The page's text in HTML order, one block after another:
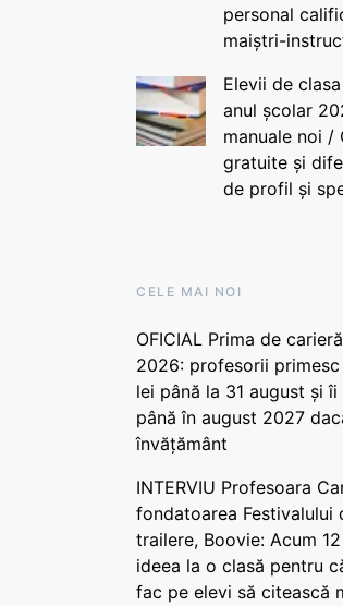
personal
maiștri-
Elevii de
anul școlar
manuale noi /
gratuite și
de profil și
CELE MAI NOI
OFICIAL Prima de
2026: profesorii primesc
lei până la 31 august și
până în august 2027
învățământ
INTERVIU Profesoara
fondatoarea Festivalului
trailere, Boovie: Acum
ideea la o clasă pentru
fac pe elevi să citească